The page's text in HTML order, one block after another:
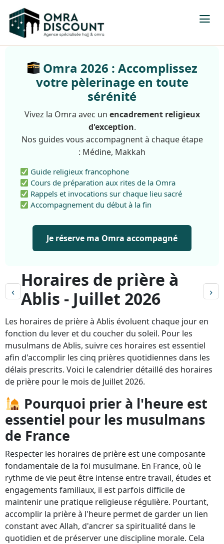
Omra 2026 : Accomplissez
votre pèlerinage en toute
sérénité
Vivez la Omra avec un encadrement religieux
d'exception.
Nos guides vous accompagnent à chaque étape
: Médine, Makkah
Guide religieux francophone
Cours de préparation aux rites de la Omra
Rappels et invocations sur chaque lieu sacré
Accompagnement du début à la fin
Je réserve ma Omra accompagné
‹
Horaires de prière à
Ablis - Juillet 2026
›
Les horaires de prière à Ablis évoluent chaque jour en
fonction du lever et du coucher du soleil. Pour les
musulmans de Ablis, suivre ces horaires est essentiel
afin d'accomplir les cinq prières quotidiennes dans les
délais prescrits. Voici le calendrier détaillé des horaires
de prière pour le mois de Juillet 2026.
Pourquoi prier à l'heure est
essentiel pour les musulmans
de France
Respecter les horaires de prière est une composante
fondamentale de la foi musulmane. En France, où le
rythme de vie peut être intense entre travail, études et
engagements familiaux, il est parfois difficile de
maintenir une pratique religieuse régulière. Pourtant,
accomplir la prière à l'heure permet de garder un lien
constant avec Allah, d'ancrer sa spiritualité dans le
quotidien et de préserver une discipline morale. Cela